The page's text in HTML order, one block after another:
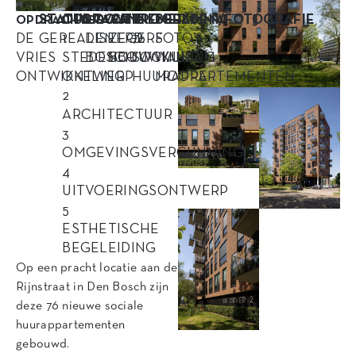
OPDRACHTGEVER
DE
VRIES
ONTWIKKELING
STATUS
GEREALISEERD
OPDRACHT
1
STEDENBOUWKUNDIG
ONTWERP
2
ARCHITECTUUR
3
OMGEVINGSVERGUNNING
4
UITVOERINGSONTWERP
5
ESTHETISCHE
BEGELEIDING
LOCATIE
DEN
BOSCH
AANNEMER
ZEGERS
BOUW
PROGRAMMA
76
SOCIALE
HUURAPPARTEMENTEN
BEELDEN/FOTOGRAFIE
FOTO’S:
WILLIAM
MOORE
Op een pracht locatie aan de
Rijnstraat in Den Bosch zijn
deze 76 nieuwe sociale
huurappartementen
gebouwd.